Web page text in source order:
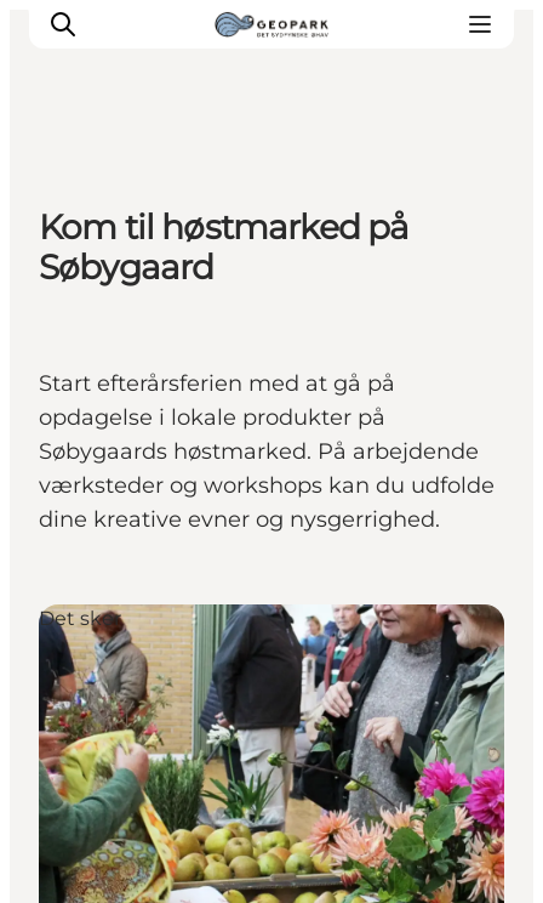
Kom til høstmarked på
Søbygaard
Start efterårsferien med at gå på
opdagelse i lokale produkter på
Søbygaards høstmarked. På arbejdende
værksteder og workshops kan du udfolde
dine kreative evner og nysgerrighed.
Det sker